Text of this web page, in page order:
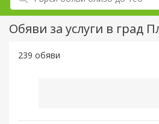
Обяви за услуги в град
239 обяви